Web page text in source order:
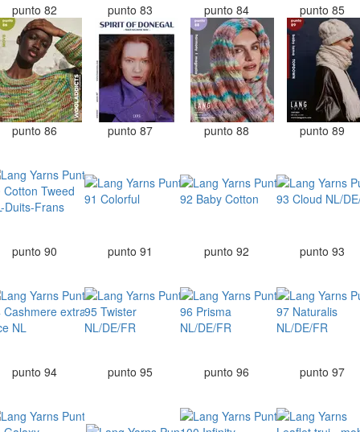
punto 82 punto 83 punto 84 punto 85
punto 86 punto 87 punto 88 punto 89
punto 90 punto 91 punto 92 punto 93
punto 94 punto 95 punto 96 punto 97